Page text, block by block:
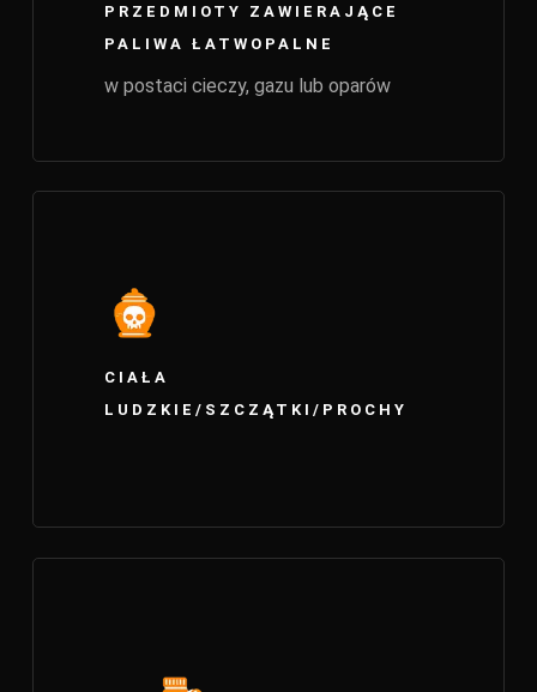
PRZEDMIOTY ZAWIERAJĄCE
PALIWA ŁATWOPALNE
w postaci cieczy, gazu lub oparów
CIAŁA
LUDZKIE/SZCZĄTKI/PROCHY